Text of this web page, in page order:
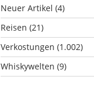
Neuer Artikel (4)
Reisen (21)
Verkostungen (1.002)
Whiskywelten (9)